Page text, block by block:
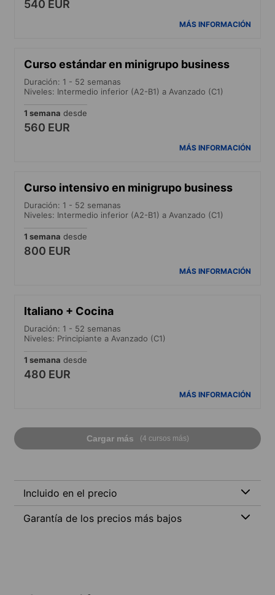
540 EUR
MÁS INFORMACIÓN
Curso estándar en minigrupo business
Duración: 1 - 52 semanas
Niveles: Intermedio inferior (A2-B1) a Avanzado (C1)
1 semana desde
560 EUR
MÁS INFORMACIÓN
Curso intensivo en minigrupo business
Duración: 1 - 52 semanas
Niveles: Intermedio inferior (A2-B1) a Avanzado (C1)
1 semana desde
800 EUR
MÁS INFORMACIÓN
Italiano + Cocina
Duración: 1 - 52 semanas
Niveles: Principiante a Avanzado (C1)
1 semana desde
480 EUR
MÁS INFORMACIÓN
Cargar más (4 cursos más)
Incluido en el precio
Garantía de los precios más bajos